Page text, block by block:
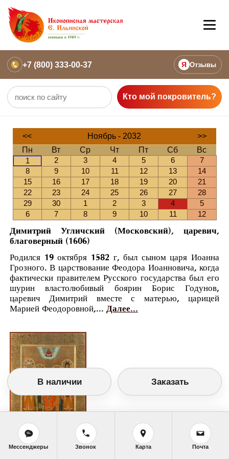
+7 (800) 333-00-37 Я Отзывы
Кто мой покровитель?
<< Ноябрь - 2032
>>
Пн
Вт Ср Чт Пт Сб
Вс
1
2 3 4 5 6
7
8
9 10 11 12 13
14
15
16 17 18 19 20
21
22
23 24 25 26 27
28
29
30 1 2 3 4
5
6
7 8 9 10 11 12
Димитрий Угличский (Московский), царевич,
благоверный (1606)
Родился 19 октября 1582 г, был сыном царя Иоанна
Грозного. В царствование Феодора Иоанновича, когда
фактически правителем Русского государства был его
шурин властолюбивый боярин Борис Годунов,
царевич Димитрий вместе с матерью, царицей
Марией Феодоровной,... Далее...
Православный календарь
В наличии Заказать
Мессенджеры Звонок Карта Почта